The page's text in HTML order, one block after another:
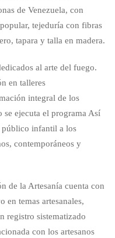
de Venezuela, con
tejeduría con fibras
tapara y talla en madera.
al arte del fuego.
en talleres
integral de los
se ejecuta el programa Así
público infantil a los
contemporáneos y
de la Artesanía cuenta con
en temas artesanales,
registro sistematizado
con los artesanos